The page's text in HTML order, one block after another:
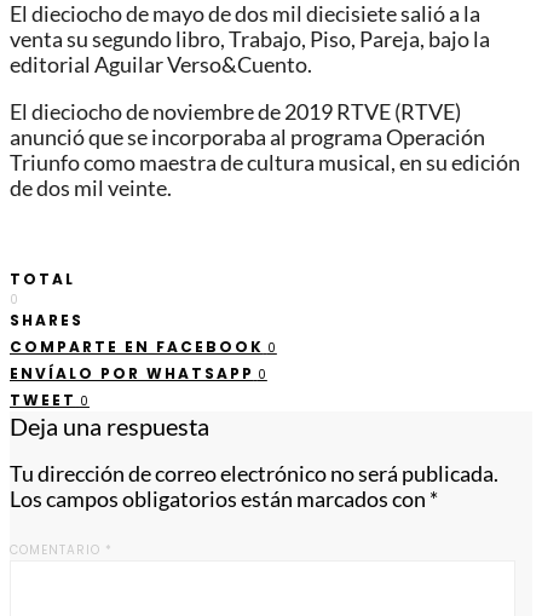
El dieciocho de mayo de dos mil diecisiete salió a la
venta su segundo libro, Trabajo, Piso, Pareja, bajo la
editorial Aguilar Verso&Cuento.
El dieciocho de noviembre de 2019 RTVE (RTVE)
anunció que se incorporaba al programa Operación
Triunfo como maestra de cultura musical, en su edición
de dos mil veinte.
TOTAL
0
SHARES
COMPARTE EN FACEBOOK 0
ENVÍALO POR WHATSAPP 0
TWEET 0
Deja una respuesta
Tu dirección de correo electrónico no será publicada.
Los campos obligatorios están marcados con *
COMENTARIO *